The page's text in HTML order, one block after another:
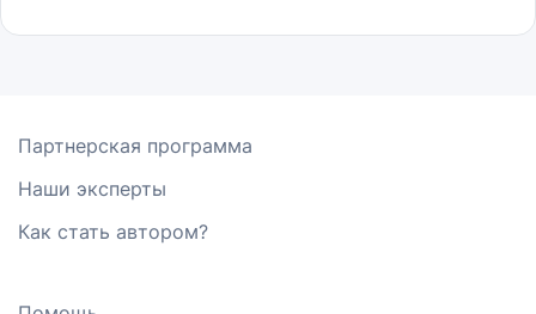
Партнерская программа
Наши эксперты
Как стать автором?